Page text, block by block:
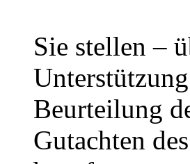
Sie stellen –
Beurteilung
Gutachten